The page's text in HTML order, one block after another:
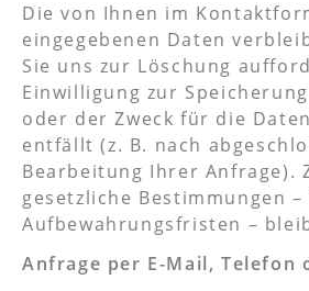
Die von Ihnen im
eingegebenen Daten
Sie uns zur Löschung
Einwilligung zur
oder der Zweck für die
entfällt (z. B. nach
Bearbeitung Ihrer Anfrage).
gesetzliche Bestimmungen
Aufbewahrungsfristen –
Anfrage per E-Mail, Telefon